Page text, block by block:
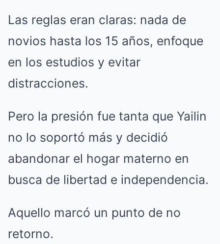
Las reglas eran claras: nada de
novios hasta los 15 años, enfoque
en los estudios y evitar
distracciones.
Pero la presión fue tanta que Yailin
no lo soportó más y decidió
abandonar el hogar materno en
busca de libertad e independencia.
Aquello marcó un punto de no
retorno.